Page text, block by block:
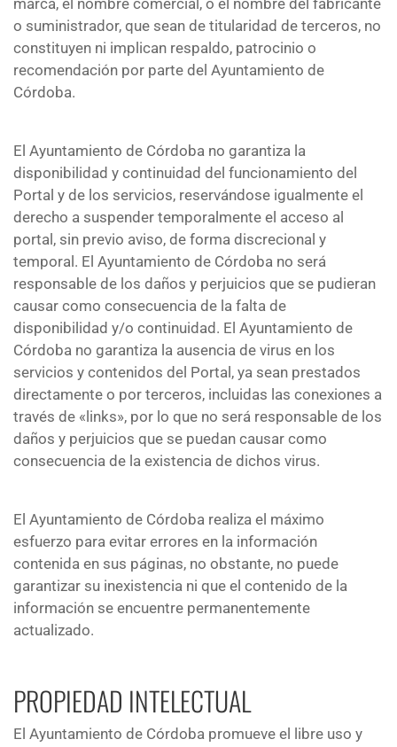
marca, el nombre comercial, o el nombre del fabricante
o suministrador, que sean de titularidad de terceros, no
constituyen ni implican respaldo, patrocinio o
recomendación por parte del Ayuntamiento de
Córdoba.
El Ayuntamiento de Córdoba no garantiza la
disponibilidad y continuidad del funcionamiento del
Portal y de los servicios, reservándose igualmente el
derecho a suspender temporalmente el acceso al
portal, sin previo aviso, de forma discrecional y
temporal. El Ayuntamiento de Córdoba no será
responsable de los daños y perjuicios que se pudieran
causar como consecuencia de la falta de
disponibilidad y/o continuidad. El Ayuntamiento de
Córdoba no garantiza la ausencia de virus en los
servicios y contenidos del Portal, ya sean prestados
directamente o por terceros, incluidas las conexiones a
través de «links», por lo que no será responsable de los
daños y perjuicios que se puedan causar como
consecuencia de la existencia de dichos virus.
El Ayuntamiento de Córdoba realiza el máximo
esfuerzo para evitar errores en la información
contenida en sus páginas, no obstante, no puede
garantizar su inexistencia ni que el contenido de la
información se encuentre permanentemente
actualizado.
PROPIEDAD INTELECTUAL
El Ayuntamiento de Córdoba promueve el libre uso y